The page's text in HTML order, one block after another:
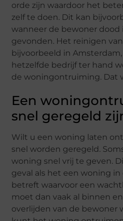
orde zijn waardoor het
zelf te doen. Dit kan
wanneer de bewoner dood
gevonden. Het reinigen
bijvoorbeeld in
hetzelfde bedrijf ter hand
de woningontruiming. Dat
Een
snel geregeld
Wilt u een woning laten
snel worden geregeld.
woning snel vrij te geven.
geval als het een woning
betreft waarvoor een
moet dan vaak al binnen
overlijden van de bewoner